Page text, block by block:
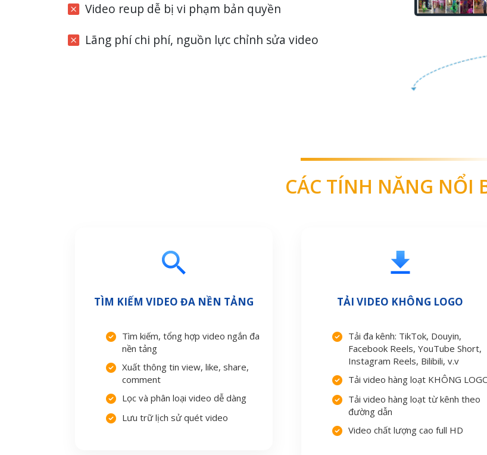
Video reup dễ bị vi phạm bản quyền
Lãng phí chi phí, nguồn lực chỉnh sửa video
CÁC TÍNH NĂNG NỔI
TÌM KIẾM VIDEO ĐA NỀN TẢNG
Tìm kiếm, tổng hợp video ngắn đa
nền tảng
Xuất thông tin view, like, share,
comment
Lọc và phân loại video dễ dàng
Lưu trữ lịch sử quét video
TẢI VIDEO KHÔNG LOGO
Tải đa kênh: TikTok, Douyin,
Facebook Reels, YouTube Short,
Instagram Reels, Bilibili, v.v
Tải video hàng loạt KHÔNG
Tải video hàng loạt từ kênh theo
đường dẫn
Video chất lượng cao full HD